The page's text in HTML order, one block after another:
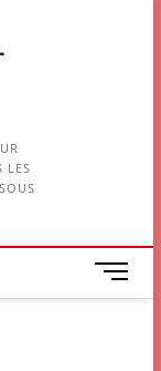
LES
M
e